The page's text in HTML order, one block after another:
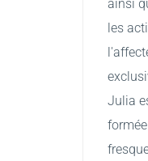
ainsi
les
Julia